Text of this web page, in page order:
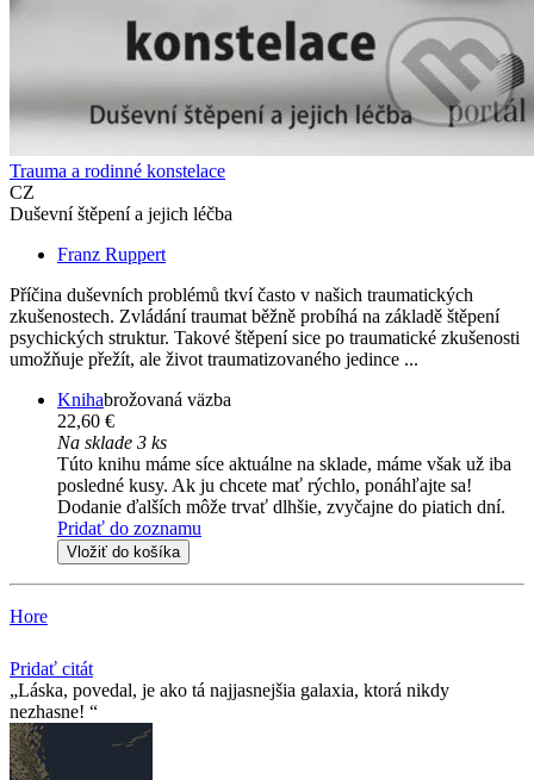
Trauma a rodinné konstelace
CZ
Duševní štěpení a jejich léčba
Franz Ruppert
Příčina duševních problémů tkví často v našich traumatických
zkušenostech. Zvládání traumat běžně probíhá na základě štěpení
psychických struktur. Takové štěpení sice po traumatické zkušenosti
umožňuje přežít, ale život traumatizovaného jedince ...
Knihabrožovaná väzba
22,60 €
Na sklade 3 ks
Túto knihu máme síce aktuálne na sklade, máme však už iba
posledné kusy. Ak ju chcete mať rýchlo, ponáhľajte sa!
Dodanie ďalších môže trvať dlhšie, zvyčajne do piatich dní.
Pridať do zoznamu
Vložiť do košíka
Hore
Pridať citát
Láska, povedal, je ako tá najjasnejšia galaxia, ktorá nikdy
nezhasne!